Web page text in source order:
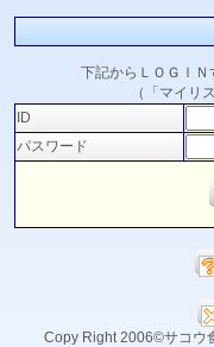
下記からＬＯＧＩ
（「マイリ
ID
パスワード
Copy Right 2006©サコウ